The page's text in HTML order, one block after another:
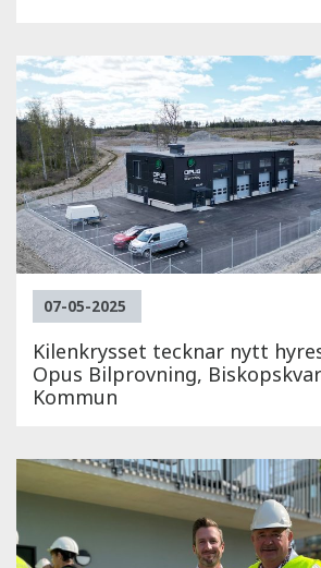
07-05-2025
Kilenkrysset tecknar nytt
Opus Bilprovning,
Kommun